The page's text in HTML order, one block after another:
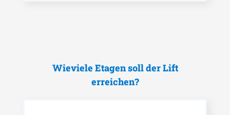
Wieviele Etagen soll der Lift
erreichen?